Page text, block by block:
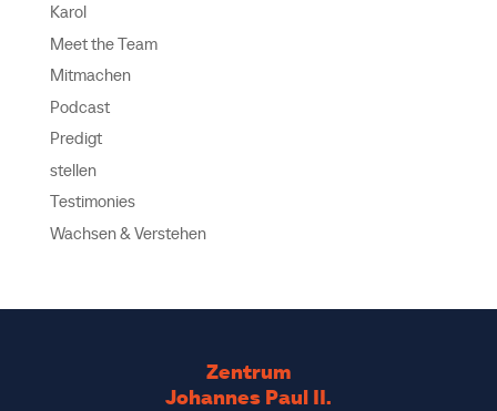
Karol
Meet the Team
Mitmachen
Podcast
Predigt
stellen
Testimonies
Wachsen & Verstehen
Zentrum
Johannes Paul II.